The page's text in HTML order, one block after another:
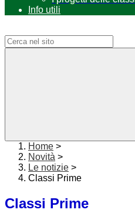
Info utili
Home >
Novità >
Le notizie >
Classi Prime
Classi Prime